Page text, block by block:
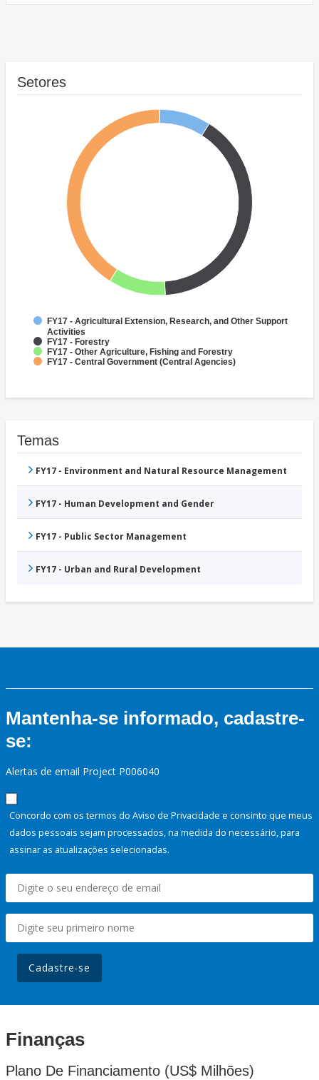
Setores
FY17 - Agricultural Extension, Research, and Other Support
Activities
FY17 - Forestry
FY17 - Other Agriculture, Fishing and Forestry
FY17 - Central Government (Central Agencies)
Temas
FY17 - Environment and Natural Resource Management
FY17 - Human Development and Gender
FY17 - Public Sector Management
FY17 - Urban and Rural Development
Mantenha-se informado, cadastre-
se:
Alertas de email Project P006040
Concordo com os termos do Aviso de Privacidade e consinto que meus
dados pessoais sejam processados, na medida do necessário, para
assinar as atualizações selecionadas.
Cadastre-se
Finanças
Plano De Financiamento (US$ Milhões)